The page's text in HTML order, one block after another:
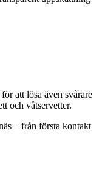
att lösa även svårare
och våtservetter.
– från första kontakt